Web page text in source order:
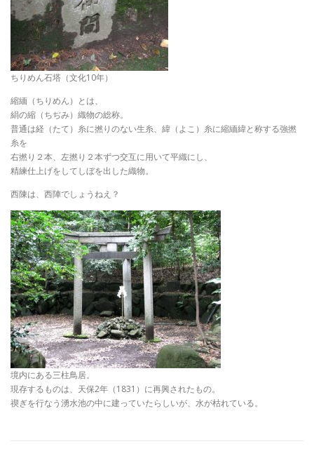
ちりめん石塔（文化10年）
縮緬（ちりめん）とは、
絹の縮（ちぢみ）織物の総称。
普通は経（たて）糸に撚りのない生糸、緯（よこ）糸に縮緬緯と称する強撚
糸を
右撚り２本、左撚り２本ずつ交互に用いて平織にし、
精練仕上げをしてしぼを出した織物。
西陳は、西陣でしょうねえ？
境内にある三柱鳥居。
現存するものは、天保2年（1831）に再興されたもの。
禊ぎを行なう湧水池の中に建っていたらしいが、水が枯れている。